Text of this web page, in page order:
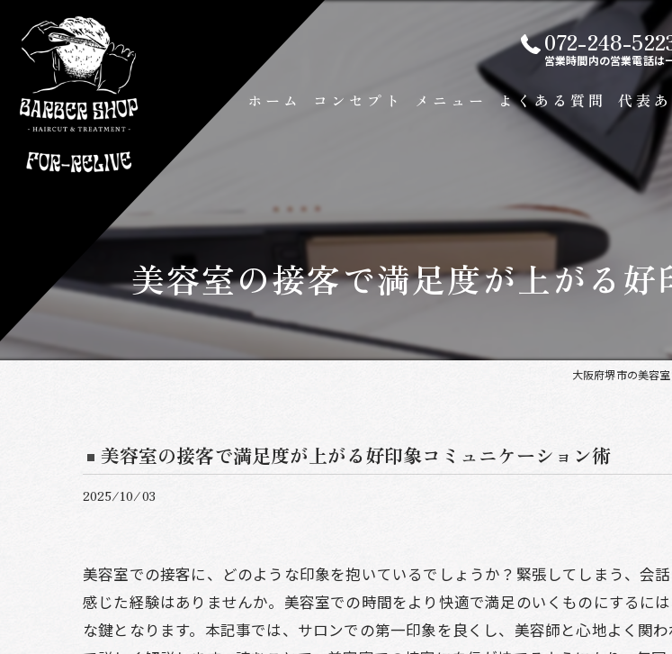
072-248-
営業時間内の営業電話は
ホーム コンセプト メニュー よくある質問 代表
美容室の接客で満足度が上がる
大阪府堺市の美容
美容室の接客で満足度が上がる好印象コミュニケーション術
2025/10/03
美容室での接客に、どのような印象を抱いているでしょうか？緊張してしまう、会
感じた経験はありませんか。美容室での時間をより快適で満足のいくものにするに
な鍵となります。本記事では、サロンでの第一印象を良くし、美容師と心地よく関